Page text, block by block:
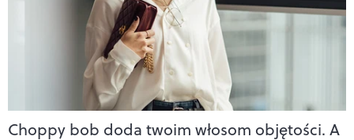
Choppy bob doda twoim włosom objętości. A